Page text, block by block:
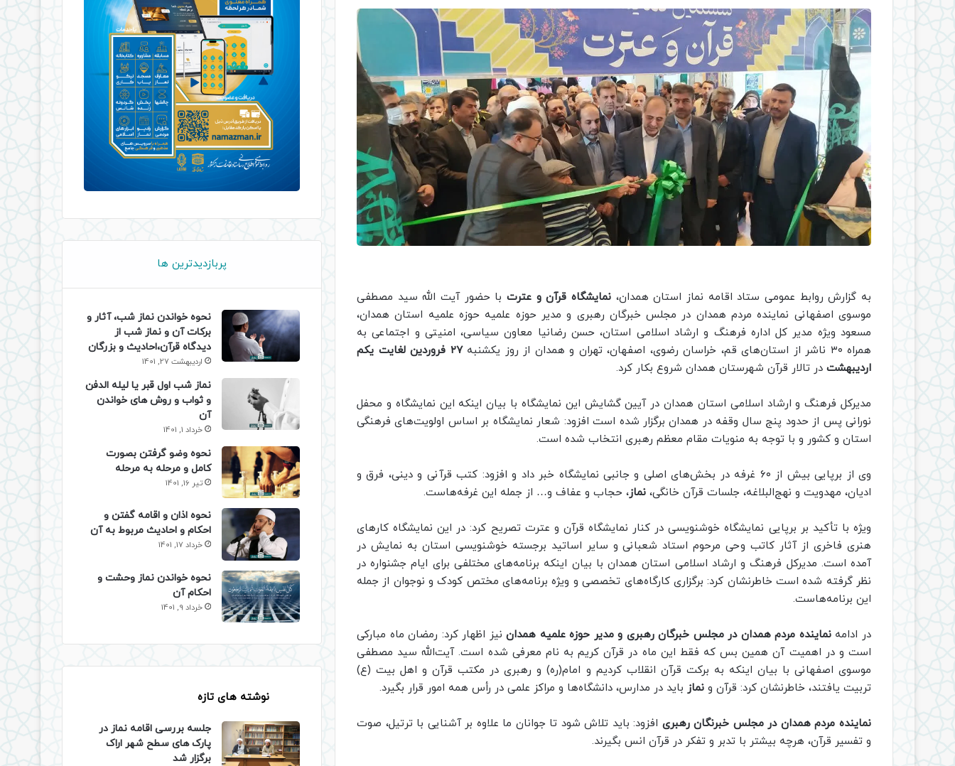
به گزارش روابط عمومی ستاد اقامه نماز استان همدان، نمایشگاه قرآن و عترت با حضور آیت الله سید مصطفی
موسوی اصفهانی نماینده مردم همدان در مجلس خبرگان رهبری و مدیر حوزه علمیه حوزه علمیه استان همدان،
مسعود ویژه مدیر کل اداره فرهنگ و ارشاد اسلامی استان، حسن رضانیا معاون سیاسی، امنیتی و اجتماعی به
همراه ۳۰ ناشر از استان‌های قم، خراسان رضوی، اصفهان، تهران و همدان از روز یکشنبه
۲۷ فروردین لغایت یکم
اردیبهشت در تالار قرآن شهرستان همدان شروع بکار کرد.
مدیرکل فرهنگ و ارشاد اسلامی استان همدان در آیین‌ گشایش این نمایشگاه با بیان اینکه این نمایشگاه و محفل
نورانی پس از حدود پنج سال وقفه در همدان برگزار شده است افزود: شعار نمایشگاه بر اساس اولویت‌های فرهنگی
استان و کشور و با توجه به منویات مقام معظم رهبری انتخاب شده است.
وی از برپایی بیش از ۶۰ غرفه در بخش‌های اصلی و جانبی نمایشگاه خبر داد و افزود: کتب قرآنی و دینی، فرق و
ادیان، مهدویت و نهج‌البلاغه، جلسات قرآن خانگی، نماز، حجاب و عفاف و… از جمله این غرفه‌هاست.
ویژه با تأکید بر برپایی نمایشگاه خوشنویسی در کنار نمایشگاه قرآن و عترت تصریح کرد: در این نمایشگاه کارهای
هنری فاخری از آثار کاتب وحی مرحوم استاد شعبانی و سایر اساتید برجسته خوشنویسی استان به نمایش در
آمده است. مدیرکل فرهنگ و ارشاد اسلامی استان همدان با بیان اینکه برنامه‌های مختلفی برای ایام جشنواره در
نظر گرفته شده است خاطرنشان کرد: برگزاری کارگاه‌های تخصصی و ویژه برنامه‌های مختص کودک و نوجوان از جمله
این برنامه‌هاست.
در ادامهنماینده مردم همدان در مجلس خبرگان رهبری و مدیر حوزه علمیه همداننیز اظهار کرد: رمضان ماه مبارکی
است و در اهمیت آن همین‌ بس که فقط این ماه در قرآن کریم به نام معرفی شده است. آیت‌الله سید مصطفی
موسوی اصفهانی با بیان اینکه به برکت قرآن انقلاب کردیم و امام(ره) و رهبری در مکتب قرآن و اهل بیت (ع)
تربیت یافتند، خاطرنشان کرد: قرآن و نماز باید در مدارس، دانشگاه‌ها و مراکز علمی در رأس همه امور قرار بگیرد.
نماینده مردم همدان در مجلس خبرنگان رهبری افزود: باید تلاش شود تا جوانان ما علاوه بر آشنایی با ترتیل، صوت
و تفسیر قرآن، هرچه بیشتر با تدبر و تفکر در قرآن انس بگیرند.
پربازدیدترین ها
نحوه خواندن نماز شب، آثار و
برکات آن و نماز شب از
دیدگاه قرآن،احادیث و بزرگان
اردیبهشت 27, 1401
نماز شب اول قبر یا لیله الدفن
و ثواب و روش های خواندن
آن
خرداد 1, 1401
نحوه وضو گرفتن بصورت
کامل و مرحله به مرحله
تیر 16, 1401
نحوه اذان و اقامه گفتن و
احکام و احادیث مربوط به آن
خرداد 17, 1401
نحوه خواندن نماز وحشت و
احکام آن
خرداد 9, 1401
نوشته های تازه
جلسه بررسی اقامه نماز در
پارک های سطح شهر اراک
برگزار شد